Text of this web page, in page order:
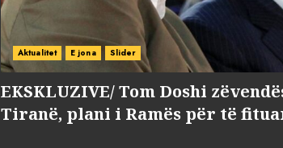
Aktualitet E jona Slider
EKSKLUZIVE/ Tom Doshi
Tiranë, plani i Ramës për të